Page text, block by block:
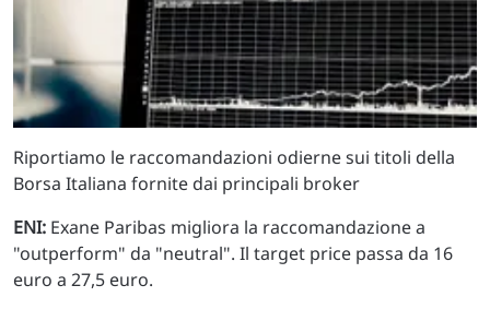
Riportiamo le raccomandazioni odierne sui titoli della
Borsa Italiana fornite dai principali broker
ENI: Exane Paribas migliora la raccomandazione a
"outperform" da "neutral". Il target price passa da 16
euro a 27,5 euro.